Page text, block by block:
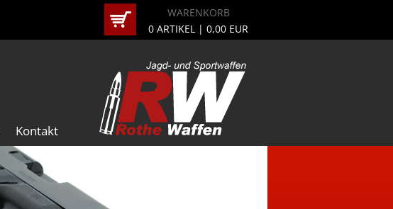
WARENKORB
0 ARTIKEL | 0,00 EUR
Kontakt